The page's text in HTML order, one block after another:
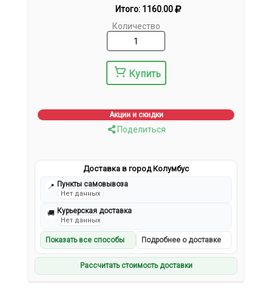
Итого: 1160.00
Количество
Купить
Акции и скидки
Поделиться
Доставка в город Колумбус
📍 Пункты самовывоза
Нет данных
🚚 Курьерская доставка
Нет данных
Показать все способы Подробнее о доставке
Рассчитать стоимость доставки